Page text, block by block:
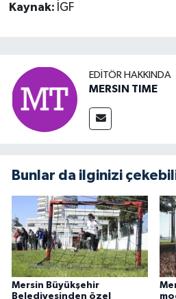
Kaynak: İGF
EDITÖR HAKKINDA
MERSIN TIME
Bunlar da ilginizi
Mersin Büyükşehir
Belediyesinden özel